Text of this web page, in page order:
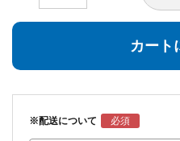
カート
※配送について